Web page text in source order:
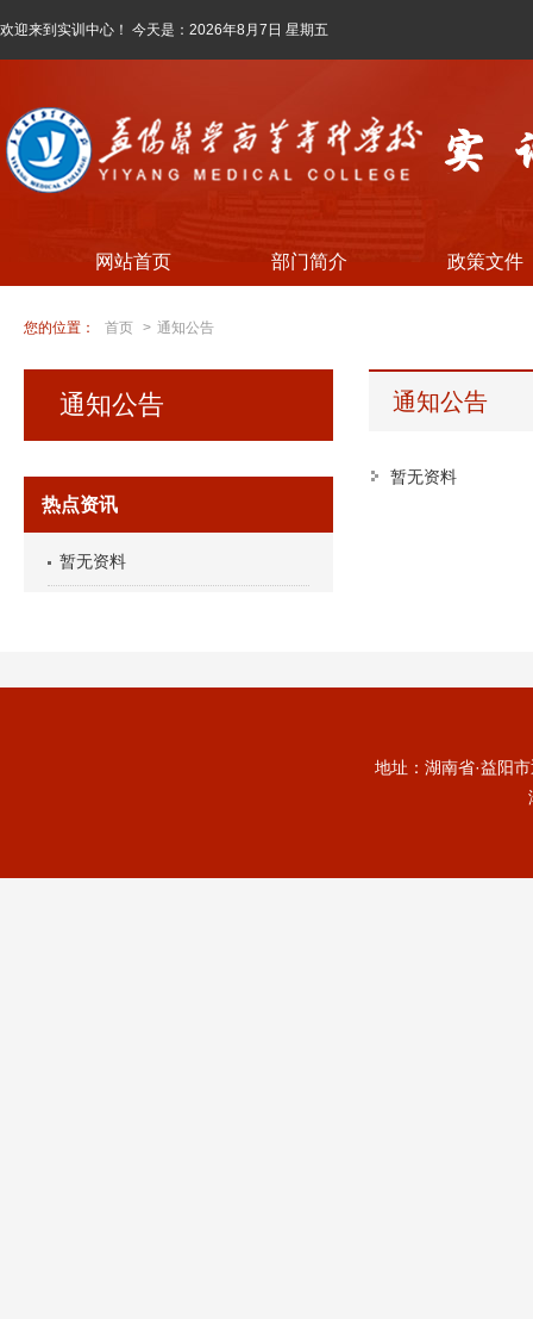
欢迎来到实训中心！ 今天是： 2026年8月7日 星期五
网站首页 部门简介 政策文件
您的位置： 首页 > 通知公告
通知公告
热点资讯
暂无资料
通知公告
暂无资料
地址：湖南省·益阳